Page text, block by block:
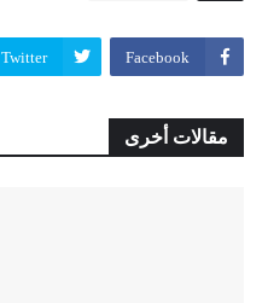
Facebook
Twitter
مقالات أخرى